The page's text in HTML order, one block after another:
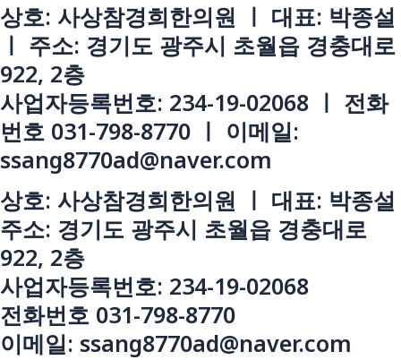
상호: 사상참경희한의원 ㅣ 대표: 박종설
ㅣ 주소: 경기도 광주시 초월읍 경충대로
922, 2층
사업자등록번호: 234-19-02068 ㅣ 전화
번호 031-798-8770 ㅣ 이메일:
ssang8770ad@naver.com
상호: 사상참경희한의원 ㅣ 대표: 박종설
주소: 경기도 광주시 초월읍 경충대로
922, 2층
사업자등록번호: 234-19-02068
전화번호 031-798-8770
이메일: ssang8770ad@naver.com